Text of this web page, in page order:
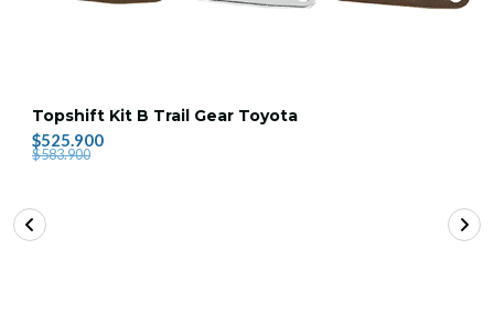
Topshift Kit B Trail Gear Toyota
$525.900
$583.900